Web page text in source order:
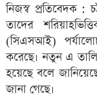
নিজস্ব প্রতিবেদক :
তাদের
(সিএসআই)
করেছে। নতুন এ
হয়েছে বলে
জানা গেছে।